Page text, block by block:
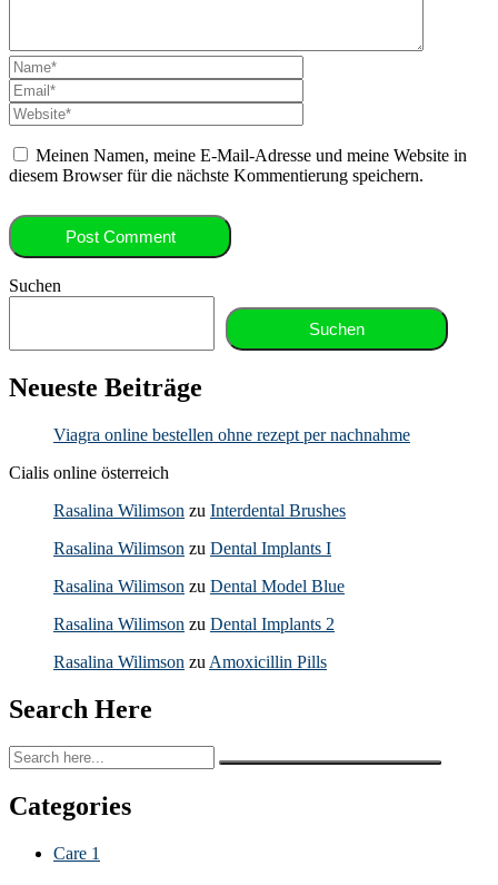
Meinen Namen, meine E-Mail-Adresse und meine Website in
diesem Browser für die nächste Kommentierung speichern.
Suchen
Suchen
Neueste Beiträge
Viagra online bestellen ohne rezept per nachnahme
Cialis online österreich
Rasalina Wilimson zu Interdental Brushes
Rasalina Wilimson zu Dental Implants I
Rasalina Wilimson zu Dental Model Blue
Rasalina Wilimson zu Dental Implants 2
Rasalina Wilimson zu Amoxicillin Pills
Search Here
Categories
Care 1